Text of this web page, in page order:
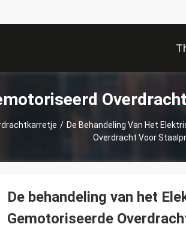
/ De Behandeling Van Het
Overdracht Voor
De behandeling van het
Gemotoriseerde